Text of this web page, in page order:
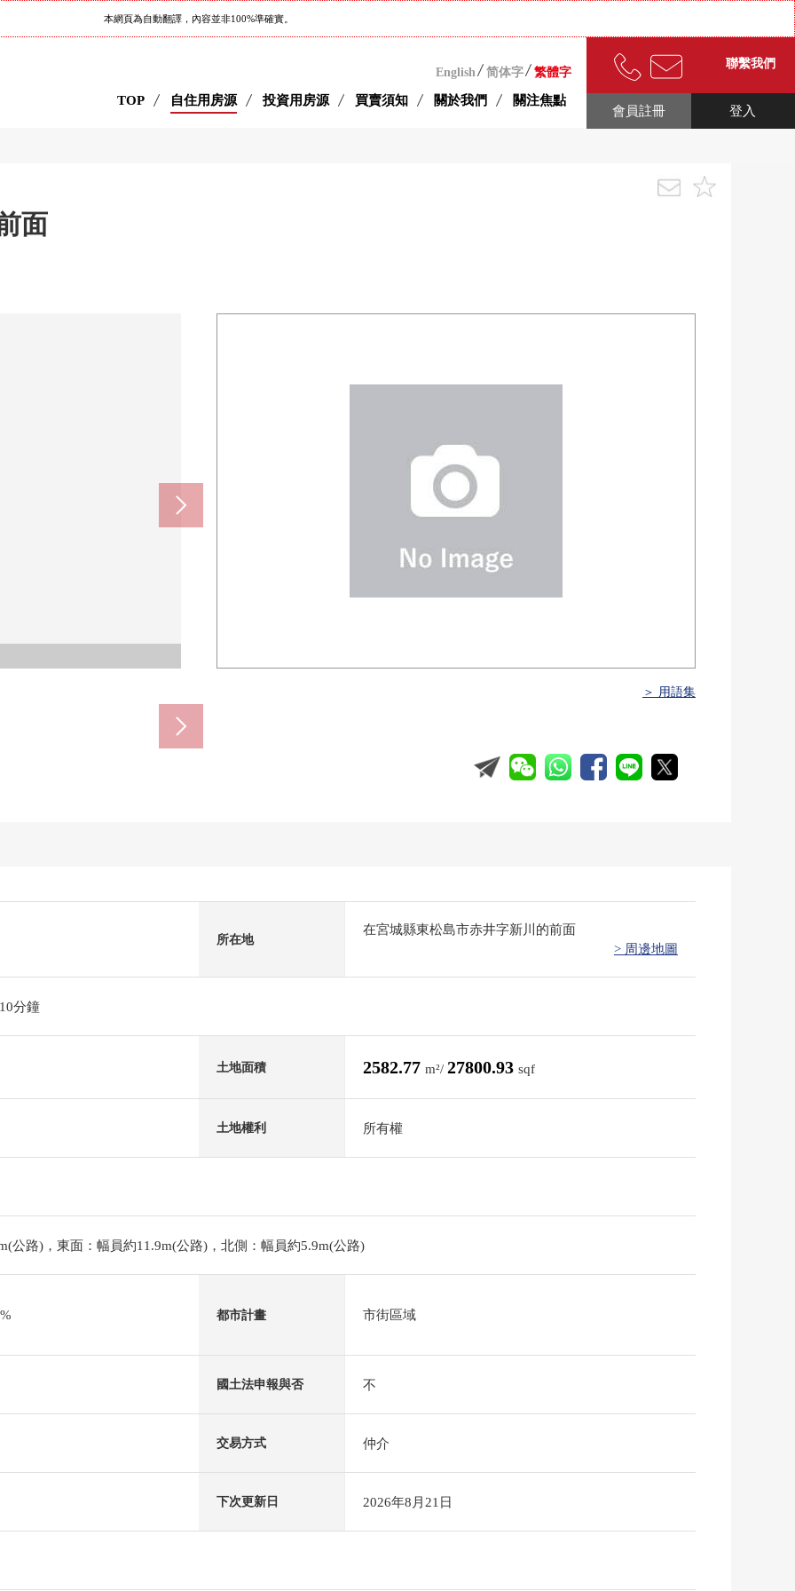
本網頁為自動翻譯，內容並非100%準確實。
English 简体字 繁體字
TOP 自住用房源 投資用房源 買賣須知 關於我們 關注焦點
聯繫我們
登入
會員註冊
面
＞ 用語集
所在地
在宮城縣東松島市赤井字新川的前面
> 周邊地圖
分鐘
土地面積 2582.77 m²/ 27800.93 sqf
土地權利 所有權
公路)，東面：幅員約11.9m(公路)，北側：幅員約5.9m(公路)
都市計畫 市街區域
國土法申報與否 不
交易方式 仲介
下次更新日 2026年8月21日